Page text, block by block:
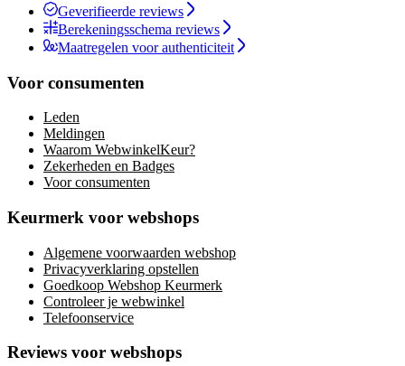
Geverifieerde reviews
Berekeningsschema reviews
Maatregelen voor authenticiteit
Voor consumenten
Leden
Meldingen
Waarom WebwinkelKeur?
Zekerheden en Badges
Voor consumenten
Keurmerk voor webshops
Algemene voorwaarden webshop
Privacyverklaring opstellen
Goedkoop Webshop Keurmerk
Controleer je webwinkel
Telefoonservice
Reviews voor webshops